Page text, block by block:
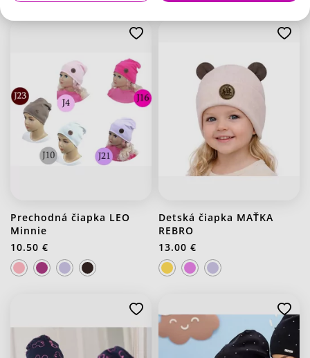
Prechodná čiapka LEO
Minnie
10.50 €
Detská čiapka MAŤKA
REBRO
13.00 €